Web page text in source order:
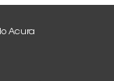
Acura